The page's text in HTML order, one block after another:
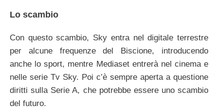
Lo scambio
Con questo scambio, Sky entra nel digitale terrestre
per alcune frequenze del Biscione, introducendo
anche lo sport, mentre Mediaset entrerà nel cinema e
nelle serie Tv Sky. Poi c’è sempre aperta a questione
diritti sulla Serie A, che potrebbe essere uno scambio
del futuro.